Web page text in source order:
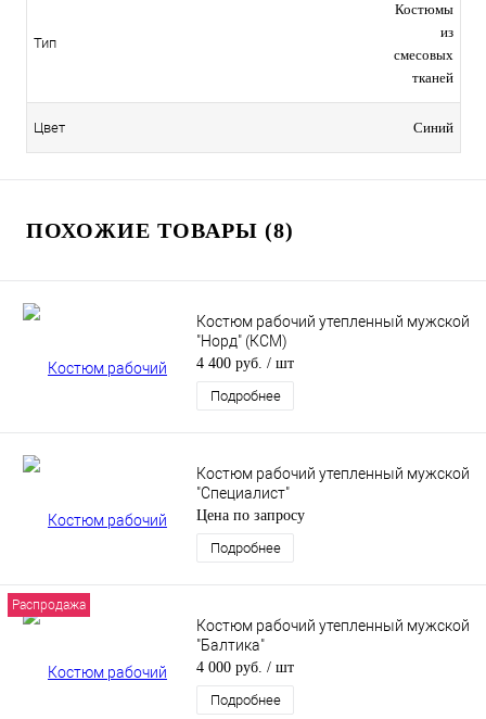
Тип
Костюмы
из
смесовых
тканей
Цвет Синий
ПОХОЖИЕ ТОВАРЫ (8)
Костюм рабочий утепленный мужской
"Норд" (КСМ)
4 400 руб. / шт
Подробнее
Костюм рабочий утепленный мужской
"Специалист"
Цена по запросу
Подробнее
Распродажа
Костюм рабочий утепленный мужской
"Балтика"
4 000 руб. / шт
Подробнее